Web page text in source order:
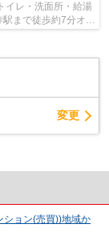
イレ・洗面所・給湯
まで徒歩約7分オー
変更
ション(売買))地域か